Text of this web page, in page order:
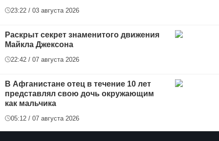
23:22 / 03 августа 2026
Раскрыт секрет знаменитого движения
Майкла Джексона
22:42 / 07 августа 2026
В Афганистане отец в течение 10 лет
представлял свою дочь окружающим
как мальчика
05:12 / 07 августа 2026